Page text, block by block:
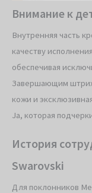
Внимание к
Внутренняя часть
качеству
обеспечивая
Завершающим
кожи и
Ja, которая
История
Swarovski
Для поклонников